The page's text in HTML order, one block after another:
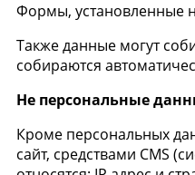
Формы, установленные
Также данные могут
собираются
Не персональные
Кроме персональных
сайт, средствами CMS